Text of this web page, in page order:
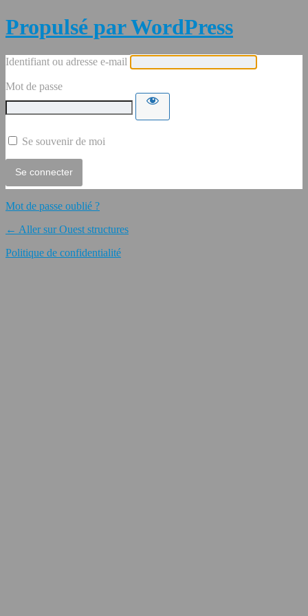
Propulsé par WordPress
Identifiant ou adresse e-mail
Mot de passe
Se souvenir de moi
Mot de passe oublié ?
← Aller sur Ouest structures
Politique de confidentialité